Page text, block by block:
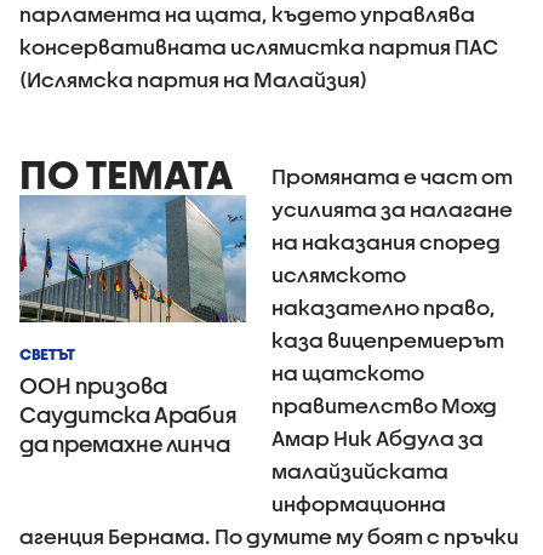
парламента на щата, където управлява
консервативната ислямистка партия ПАС
(Ислямска партия на Малайзия)
ПО ТЕМАТА
СВЕТЪТ
ООН призова
Саудитска Арабия
да премахне линча
Промяната е част от
усилията за налагане
на наказания според
ислямското
наказателно право,
каза вицепремиерът
на щатското
правителство Мохд
Амар Ник Абдула за
малайзийската
информационна
агенция Бернама. По думите му боят с пръчки